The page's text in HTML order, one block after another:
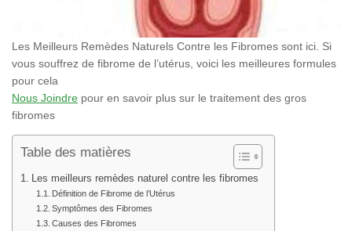
Les Meilleurs Remèdes Naturels Contre les Fibromes sont ici. Si
vous souffrez de fibrome de l’utérus, voici les meilleures formules
pour cela
Nous Joindre pour en savoir plus sur le traitement des gros
fibromes
Table des matières
Les meilleurs remèdes naturel contre les fibromes
Définition de Fibrome de l’Utérus
Symptômes des Fibromes
Causes des Fibromes